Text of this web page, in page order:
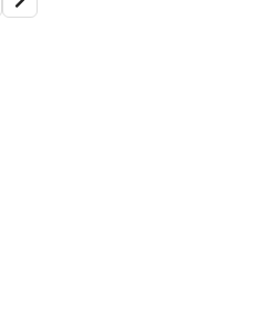
to page 19
Go to next page